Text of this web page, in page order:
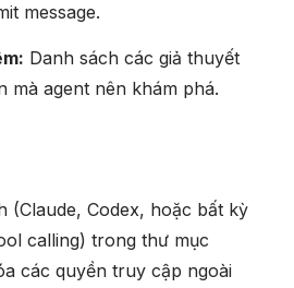
message.
Danh sách các giả thuyết
mà agent nên khám phá.
(Claude, Codex, hoặc bất kỳ
calling) trong thư mục
các quyền truy cập ngoài